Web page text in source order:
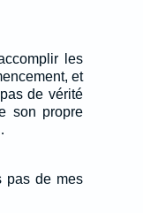
les
et
de vérité
son propre
pas de mes